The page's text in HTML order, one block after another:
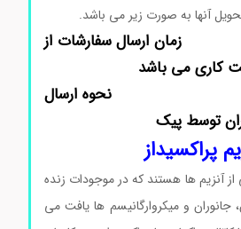
آنها به صورت زیر می باشد.
سفارشات از
ارسال
توسط پیک
آنزیم ها هستند که در موجودات زنده
و میکروارگانیسم ها یافت می